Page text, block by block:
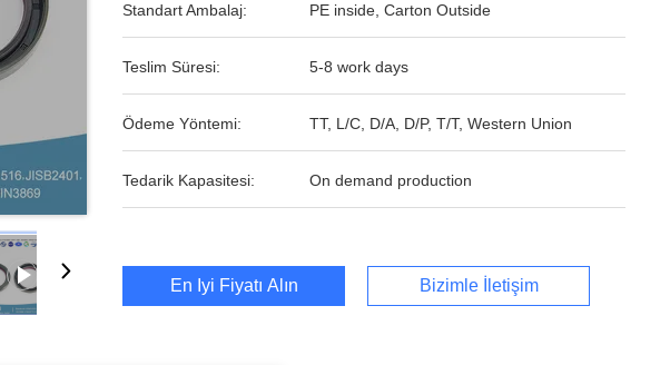
Standart Ambalaj: PE inside, Carton Outside
Teslim Süresi: 5-8 work days
Ödeme Yöntemi: TT, L/C, D/A, D/P, T/T, Western Union
Tedarik Kapasitesi: On demand production
En İyi Fiyatı Alın Bizimle İletişim